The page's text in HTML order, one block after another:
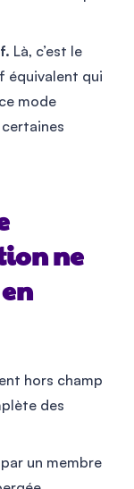
Là, c’est le
équivalent qui
mode
ne
hors champ
des
un membre